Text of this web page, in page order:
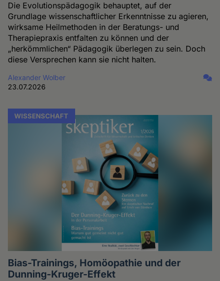
Die Evolutionspädagogik behauptet, auf der
Grundlage wissenschaftlicher Erkenntnisse zu agieren,
wirksame Heilmethoden in der Beratungs- und
Therapiepraxis entfalten zu können und der
„herkömmlichen“ Pädagogik überlegen zu sein. Doch
diese Versprechen kann sie nicht halten.
Alexander Wolber
23.07.2026
WISSENSCHAFT
Bias-Trainings, Homöopathie und der
Dunning-Kruger-Effekt